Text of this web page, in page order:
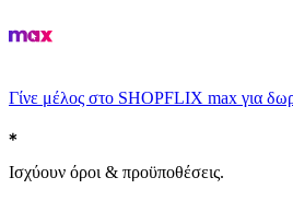
Γίνε μέλος στο SHOPFLIX max για
Ισχύουν όροι & προϋποθέσεις.